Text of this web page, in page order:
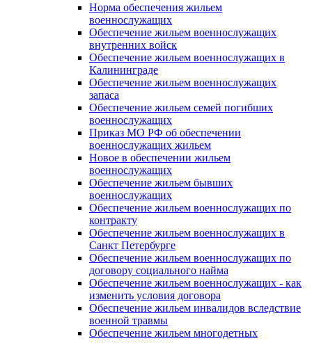
Норма обеспечения жильем
военнослужащих
Обеспечение жильем военнослужащих
внутренних войск
Обеспечение жильем военнослужащих в
Калининграде
Обеспечение жильем военнослужащих
запаса
Обеспечение жильем семей погибших
военнослужащих
Приказ МО РФ об обеспечении
военнослужащих жильем
Новое в обеспечении жильем
военнослужащих
Обеспечение жильем бывших
военнослужащих
Обеспечение жильем военнослужащих по
контракту
Обеспечение жильем военнослужащих в
Санкт Петербурге
Обеспечение жильем военнослужащих по
договору социального найма
Обеспечение жильем военнослужащих - как
изменить условия договора
Обеспечение жильем инвалидов вследствие
военной травмы
Обеспечение жильем многодетных